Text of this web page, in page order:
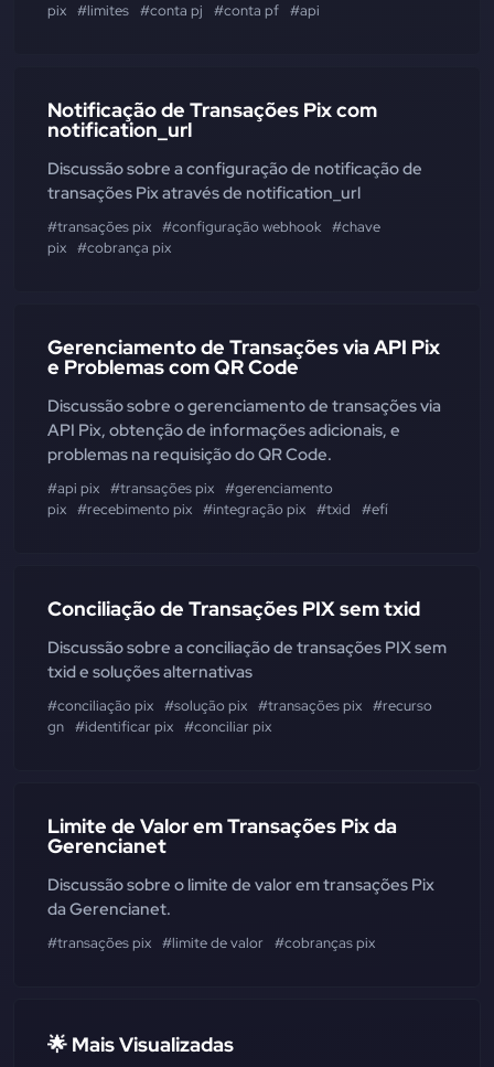
pix #limites #conta pj #conta pf #api
Notificação de Transações Pix com
notification_url
Discussão sobre a configuração de notificação de
transações Pix através de notification_url
#transações pix #configuração webhook #chave
pix #cobrança pix
Gerenciamento de Transações via API Pix
e Problemas com QR Code
Discussão sobre o gerenciamento de transações via
API Pix, obtenção de informações adicionais, e
problemas na requisição do QR Code.
#api pix #transações pix #gerenciamento
pix #recebimento pix #integração pix #txid #efí
Conciliação de Transações PIX sem txid
Discussão sobre a conciliação de transações PIX sem
txid e soluções alternativas
#conciliação pix #solução pix #transações pix #recurso
gn #identificar pix #conciliar pix
Limite de Valor em Transações Pix da
Gerencianet
Discussão sobre o limite de valor em transações Pix
da Gerencianet.
#transações pix #limite de valor #cobranças pix
🌟 Mais Visualizadas